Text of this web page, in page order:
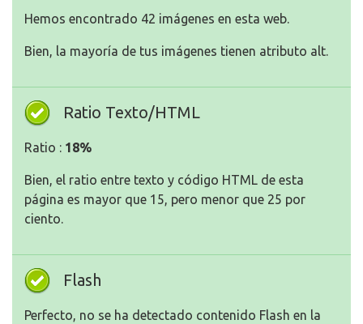
Hemos encontrado 42 imágenes en esta web.
Bien, la mayoría de tus imágenes tienen atributo alt.
Ratio Texto/HTML
Ratio : 18%
Bien, el ratio entre texto y código HTML de esta
página es mayor que 15, pero menor que 25 por
ciento.
Flash
Perfecto, no se ha detectado contenido Flash en la